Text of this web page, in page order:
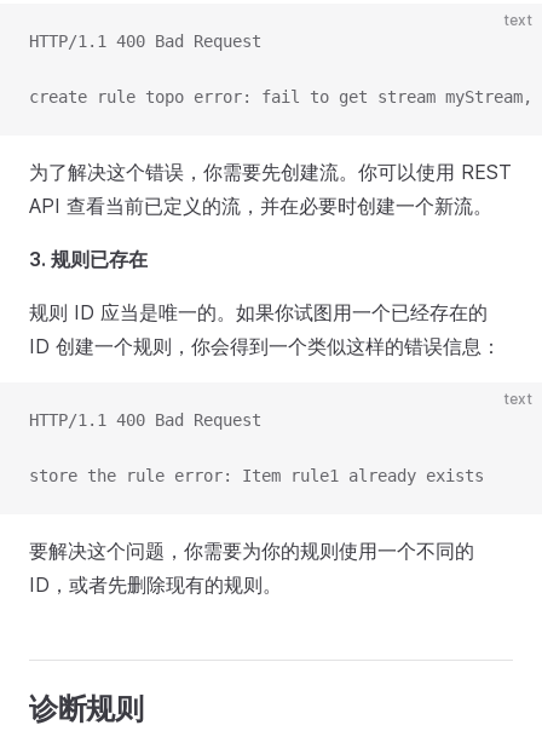
text
HTTP/1.1 400 Bad Request
create rule topo error: fail to get stream myStream,
为了解决这个错误，你需要先创建流。你可以使用 REST
API 查看当前已定义的流，并在必要时创建一个新流。
3. 规则已存在
规则 ID 应当是唯一的。如果你试图用一个已经存在的
ID 创建一个规则，你会得到一个类似这样的错误信息：
text
HTTP/1.1 400 Bad Request
store the rule error: Item rule1 already exists
要解决这个问题，你需要为你的规则使用一个不同的
ID，或者先删除现有的规则。
诊断规则